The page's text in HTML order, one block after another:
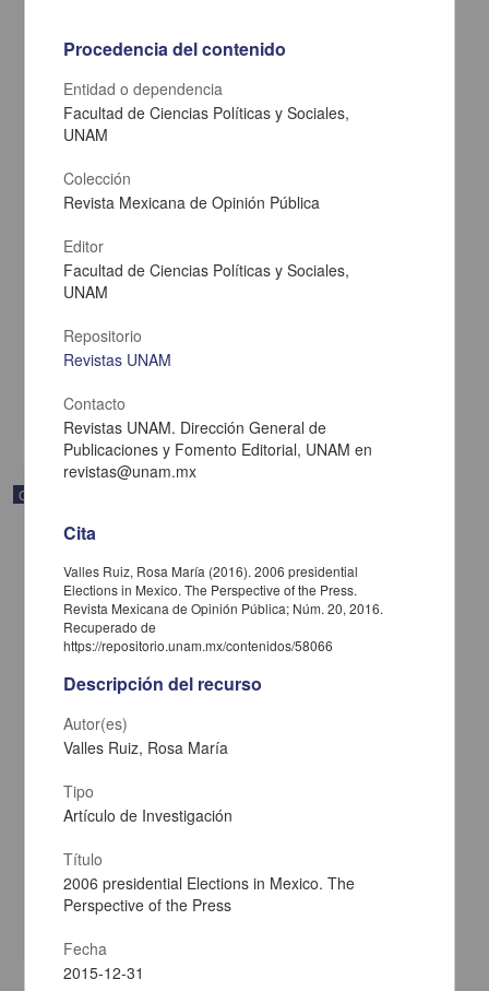
Carta de Zeferino Pérez, el general Antonio Rábago se encuentra
Pérez, Zeferino
[sin fecha]
Correspondencia postal
Carta de José María Maytorena a Francisco I. Madero en la que
Maytorena, José María
[sin fecha]
Multidisciplina
Procedencia del contenido
Entidad o dependencia
Facultad de Ciencias Políticas y Sociales,
UNAM
Colección
Revista Mexicana de Opinión Pública
Editor
Facultad de Ciencias Políticas y Sociales,
UNAM
Repositorio
Revistas UNAM
Contacto
Revistas UNAM. Dirección General de
Publicaciones y Fomento Editorial, UNAM en
revistas@unam.mx
Cita
Valles Ruiz, Rosa María (2016). 2006 presidential
Elections in Mexico. The Perspective of the Press.
Revista Mexicana de Opinión Pública; Núm. 20, 2016.
Recuperado de
https://repositorio.unam.mx/contenidos/58066
Descripción del recurso
Autor(es)
Valles Ruiz, Rosa María
Tipo
Artículo de Investigación
Título
2006 presidential Elections in Mexico. The
Perspective of the Press
Fecha
2015-12-31